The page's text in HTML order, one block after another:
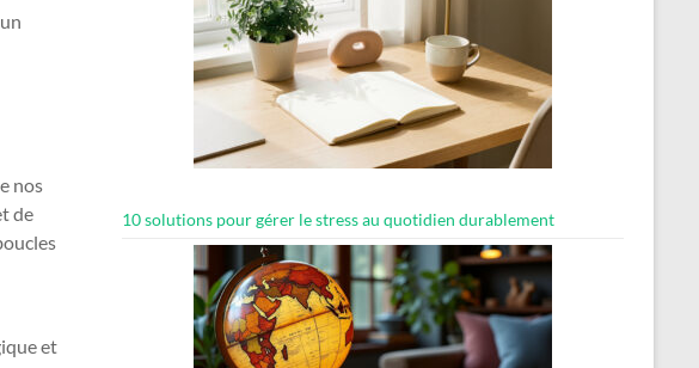
nos
de
et
10 solutions pour gérer le stress au quotidien durablement